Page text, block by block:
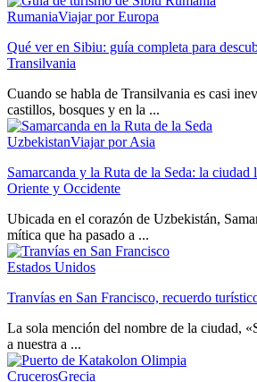
RumaniaViajar por Europa
Qué ver en Sibiu: guía completa para
Transilvania
Cuando se habla de Transilvania es casi
castillos, bosques y en la ...
UzbekistanViajar por Asia
Samarcanda y la Ruta de la Seda: la ciudad
Oriente y Occidente
Ubicada en el corazón de Uzbekistán,
mítica que ha pasado a ...
Estados Unidos
Tranvías en San Francisco, recuerdo
La sola mención del nombre de la ciudad,
a nuestra a ...
CrucerosGrecia